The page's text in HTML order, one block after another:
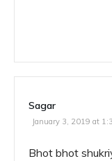
Sagar
January 3, 2019 at
Bhot bhot